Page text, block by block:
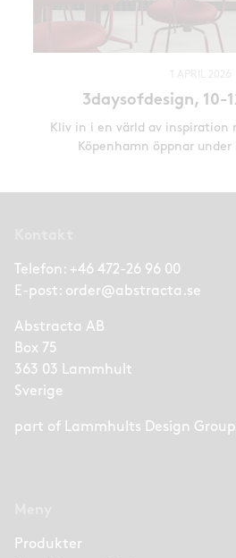
3daysofdesign, 10-
Kliv in i en värld av inspiration
Köpenhamn öppnar under
Telefon: +46 472-26 96 00
E-post: order@abstracta.se
Abstracta AB
Box 75
363 03 Lammhult
Sverige
part of Lammhults Design Group
Produkter